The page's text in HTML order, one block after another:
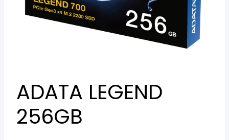
ADATA LEGEND
256GB